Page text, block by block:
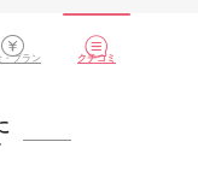
・プラン クチコミ